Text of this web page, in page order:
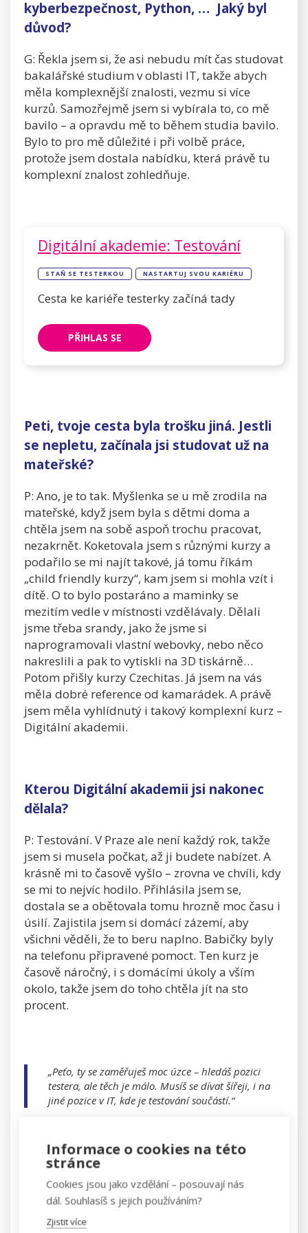
kyberbezpečnost, Python, … Jaký byl
důvod?
G: Řekla jsem si, že asi nebudu mít čas studovat
bakalářské studium v oblasti IT, takže abych
měla komplexnější znalosti, vezmu si více
kurzů. Samozřejmě jsem si vybírala to, co mě
bavilo – a opravdu mě to během studia bavilo.
Bylo to pro mě důležité i při volbě práce,
protože jsem dostala nabídku, která právě tu
komplexní znalost zohledňuje.
Digitální akademie: Testování
STAŇ SE TESTERKOU NASTARTUJ SVOU KARIÉRU
Cesta ke kariéře testerky začíná tady
PŘIHLAS SE
Peti, tvoje cesta byla trošku jiná. Jestli
se nepletu, začínala jsi studovat už na
mateřské?
P: Ano, je to tak. Myšlenka se u mě zrodila na
mateřské, když jsem byla s dětmi doma a
chtěla jsem na sobě aspoň trochu pracovat,
nezakrnět. Koketovala jsem s různými kurzy a
podařilo se mi najít takové, já tomu říkám
„child friendly kurzy“, kam jsem si mohla vzít i
dítě. O to bylo postaráno a maminky se
mezitím vedle v místnosti vzdělávaly. Dělali
jsme třeba srandy, jako že jsme si
naprogramovali vlastní webovky, nebo něco
nakreslili a pak to vytiskli na 3D tiskárně…
Potom přišly kurzy Czechitas. Já jsem na vás
měla dobré reference od kamarádek. A právě
jsem měla vyhlídnutý i takový komplexní kurz –
Digitální akademii.
Kterou Digitální akademii jsi nakonec
dělala?
P: Testování. V Praze ale není každý rok, takže
jsem si musela počkat, až ji budete nabízet. A
krásně mi to časově vyšlo – zrovna ve chvíli, kdy
se mi to nejvíc hodilo. Přihlásila jsem se,
dostala se a obětovala tomu hrozně moc času i
úsilí. Zajistila jsem si domácí zázemí, aby
všichni věděli, že to beru naplno. Babičky byly
na telefonu připravené pomoct. Ten kurz je
časově náročný, i s domácími úkoly a vším
okolo, takže jsem do toho chtěla jít na sto
procent.
„Peťo, ty se zaměřuješ moc úzce – hledáš pozici
testera, ale těch je málo. Musíš se dívat šířeji, i na
jiné pozice v IT, kde je testování součástí.“
A důvody, proč ses nechtěla vrátit do
původní práce, bys mohla popsat?
P: Určitě. Přestěhovala jsem se mimo Prahu,
Informace o cookies na této
stránce
Cookies jsou jako vzdělání – posouvají nás
dál. Souhlasíš s jejich používáním?
Zjistit více